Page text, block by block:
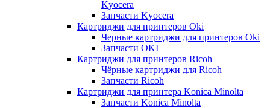
Kyocera
Запчасти Kyocera
Картриджи для принтеров Oki
Черные картриджи для принтеров Oki
Запчасти OKI
Картриджи для принтеров Ricoh
Чёрные картриджи для Ricoh
Запчасти Ricoh
Картриджи для принтера Konica Minolta
Запчасти Koniсa Minolta